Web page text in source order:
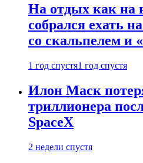
На отдых как на
собрался ехать
со скальпелем и
1 год спустя1 год спустя
Илон Маск
триллионера
SpaceX
2 недели спустя